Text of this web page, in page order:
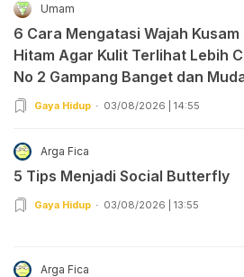
Umam
6 Cara Mengatasi Wajah Kusam
Hitam Agar Kulit Terlihat Lebih
No 2 Gampang Banget dan
Dipraktekkan!
Gaya Hidup 03/08/2026 | 14:55
Arga Fica
5 Tips Menjadi Social Butterfly
Gaya Hidup 03/08/2026 | 13:55
Arga Fica